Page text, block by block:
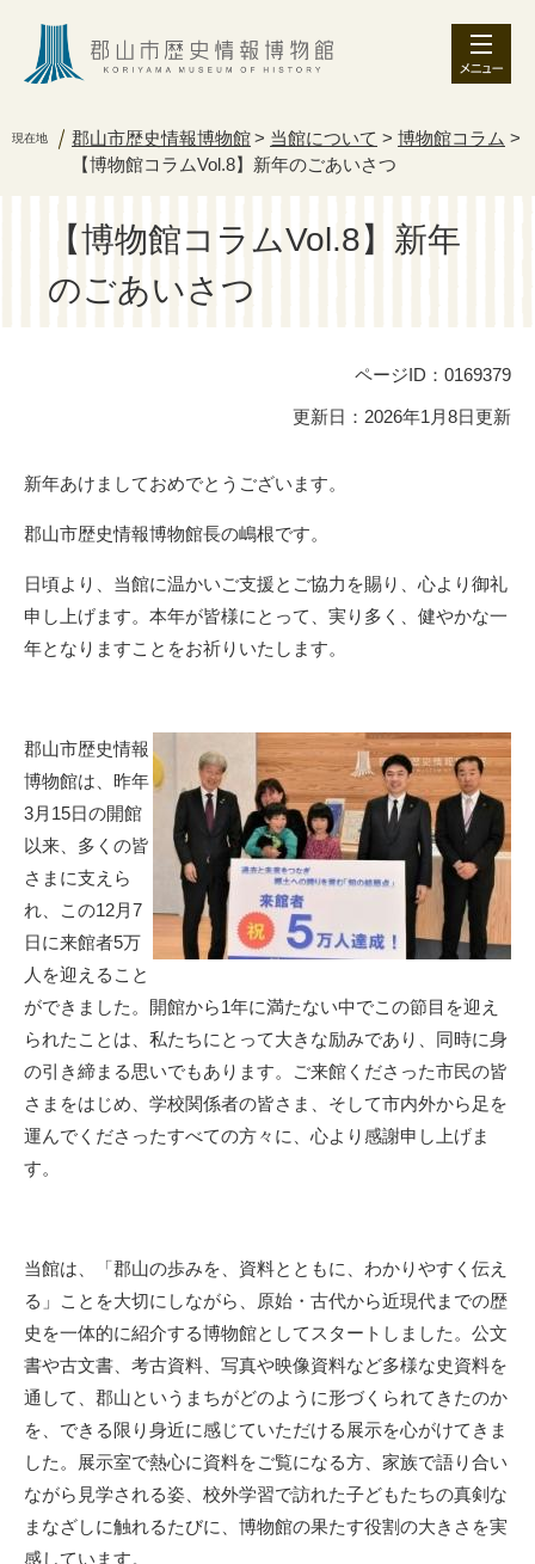
頭
飛現在地 郡山市歴史情報博物館> 当館について > 博物館コラム >
【博物館コラムVol.8】新年のごあいさつ
【博物館コラムVol.8】新年
のごあいさつ
ページID：0169379
更新日：2026年1月8日更新
新年あけましておめでとうございます。
郡山市歴史情報博物館長の嶋根です。
日頃より、当館に温かいご支援とご協力を賜り、心より御礼
申し上げます。本年が皆様にとって、実り多く、健やかな一
年となりますことをお祈りいたします。
郡山市歴史情報
博物館は、昨年
3月15日の開館
以来、多くの皆
さまに支えら
れ、この12月7
日に来館者5万
人を迎えること
ができました。開館から1年に満たない中でこの節目を迎え
られたことは、私たちにとって大きな励みであり、同時に身
の引き締まる思いでもあります。ご来館くださった市民の皆
さまをはじめ、学校関係者の皆さま、そして市内外から足を
運んでくださったすべての方々に、心より感謝申し上げま
す。
当館は、「郡山の歩みを、資料とともに、わかりやすく伝え
る」ことを大切にしながら、原始・古代から近現代までの歴
史を一体的に紹介する博物館としてスタートしました。公文
書や古文書、考古資料、写真や映像資料など多様な史資料を
通して、郡山というまちがどのように形づくられてきたのか
を、できる限り身近に感じていただける展示を心がけてきま
した。展示室で熱心に資料をご覧になる方、家族で語り合い
ながら見学される姿、校外学習で訪れた子どもたちの真剣な
まなざしに触れるたびに、博物館の果たす役割の大きさを実
感しています。